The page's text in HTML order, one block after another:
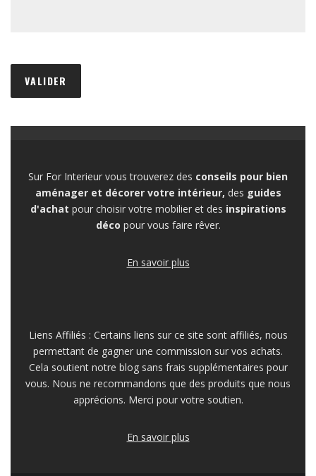
Sur For Interieur vous trouverez des conseils pour bien
aménager et décorer votre intérieur, des guides
d'achat pour choisir votre mobilier et des inspirations
déco pour vous faire rêver.
En savoir plus
Liens Affiliés : Certains liens sur ce site sont affiliés, nous
permettant de gagner une commission sur vos achats.
Cela soutient notre blog sans frais supplémentaires pour
vous. Nous ne recommandons que des produits que nous
apprécions. Merci pour votre soutien.
En savoir plus